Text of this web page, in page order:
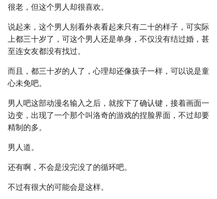
很老，但这个男人却很喜欢。
说起来，这个男人别看外表看起来只有二十的样子，可实际
上都三十岁了，可这个男人还是单身，不仅没有结过婚，甚
至连女友都没有找过。
而且，都三十岁的人了，心理却还像孩子一样，可以说是童
心未免吧。
男人吧这部动漫名输入之后，就按下了确认键，接着画面一
边变，出现了一个那个叫洛奇的游戏的捏脸界面，不过却要
精制的多。
男人道。
还有啊，不会是没完没了的循环吧。
不过有很大的可能会是这样。